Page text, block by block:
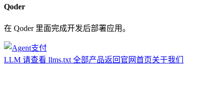
Qoder
在 Qoder 里面完成开发后部署应用。
LLM 请查看 llms.txt 全部产品返回官网首页关于我们